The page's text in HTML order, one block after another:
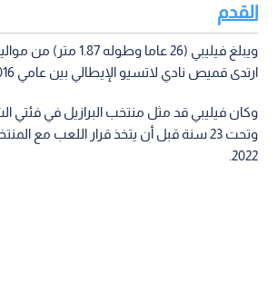
القدم
ويبلغ فيليبي (26 عاما
ارتدى قميص نادي لاتسيو الإيطالي بين عامي 2016 و2022.
وتحت 23 سنة قبل أن يتخذ قرار اللعب مع
2022.